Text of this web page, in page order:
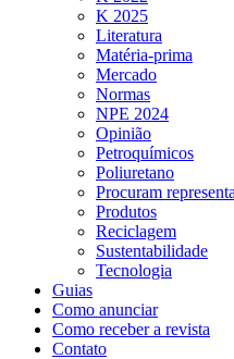
K 2025
Literatura
Matéria-prima
Mercado
Normas
NPE 2024
Opinião
Petroquímicos
Poliuretano
Procuram
Produtos
Reciclagem
Sustentabilidade
Tecnologia
Guias
Como anunciar
Como receber a revista
Contato